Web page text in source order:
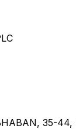
35-